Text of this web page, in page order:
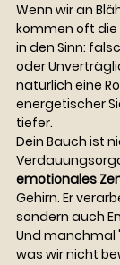
Wenn wir an
kommen oft
in den Sinn:
oder
natürlich eine
energetischer
tiefer.
Dein Bauch ist
emotionales
Gehirn. Er
sondern auch
Und manchmal
was wir nicht